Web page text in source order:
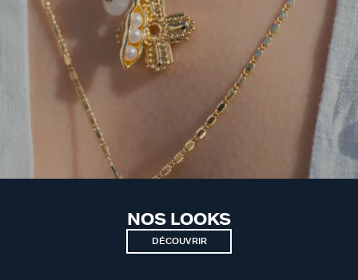
NOS LOOKS
DÉCOUVRIR